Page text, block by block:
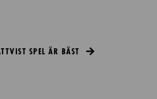
SPEL ÄR BÄST